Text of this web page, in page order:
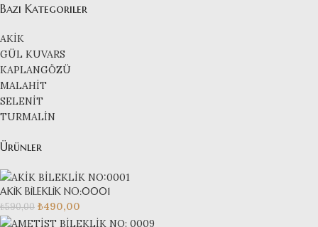
Bazı Kategoriler
AKİK
GÜL KUVARS
KAPLANGÖZÜ
MALAHİT
SELENİT
TURMALİN
Ürünler
AKİK BİLEKLİK NO:0001
₺590,00 ₺490,00